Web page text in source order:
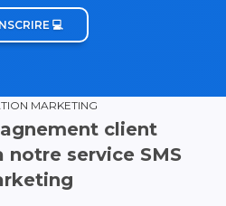
💻
MARKETING
client
notre service SMS